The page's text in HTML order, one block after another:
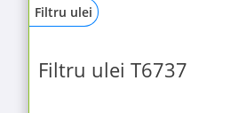
Filtru ulei
Filtru ulei T6737